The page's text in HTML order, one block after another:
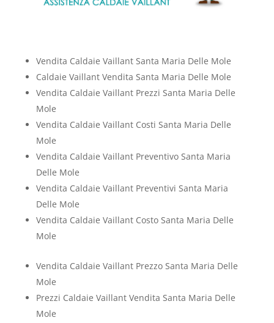
Vendita Caldaie Vaillant Santa Maria Delle Mole
Caldaie Vaillant Vendita Santa Maria Delle Mole
Vendita Caldaie Vaillant Prezzi Santa Maria Delle
Mole
Vendita Caldaie Vaillant Costi Santa Maria Delle
Mole
Vendita Caldaie Vaillant Preventivo Santa Maria
Delle Mole
Vendita Caldaie Vaillant Preventivi Santa Maria
Delle Mole
Vendita Caldaie Vaillant Costo Santa Maria Delle
Mole
Vendita Caldaie Vaillant Prezzo Santa Maria Delle
Mole
Prezzi Caldaie Vaillant Vendita Santa Maria Delle
Mole